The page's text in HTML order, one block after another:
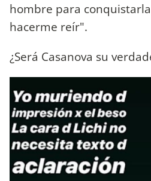
hombre para
hacerme reír".
¿Será Casanova su